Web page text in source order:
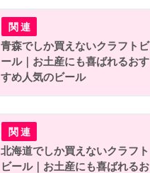
青森でしか買えないクラフトビ
ール｜お土産にも喜ばれるおす
すめ人気のビール
北海道でしか買えないクラフト
ビール｜お土産にも喜ばれるお